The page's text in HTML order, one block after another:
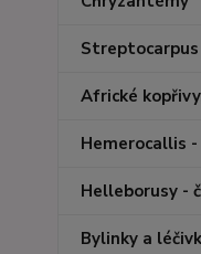
Streptocarpus
Africké
Hemerocallis
Helleborusy -
Bylinky a